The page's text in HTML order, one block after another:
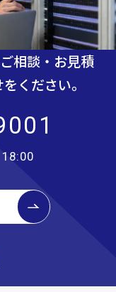
相談・お見積
ください。